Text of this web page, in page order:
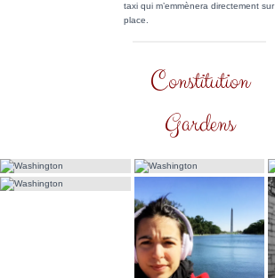
taxi qui m’emmènera directement sur
place.
Constitution
Gardens